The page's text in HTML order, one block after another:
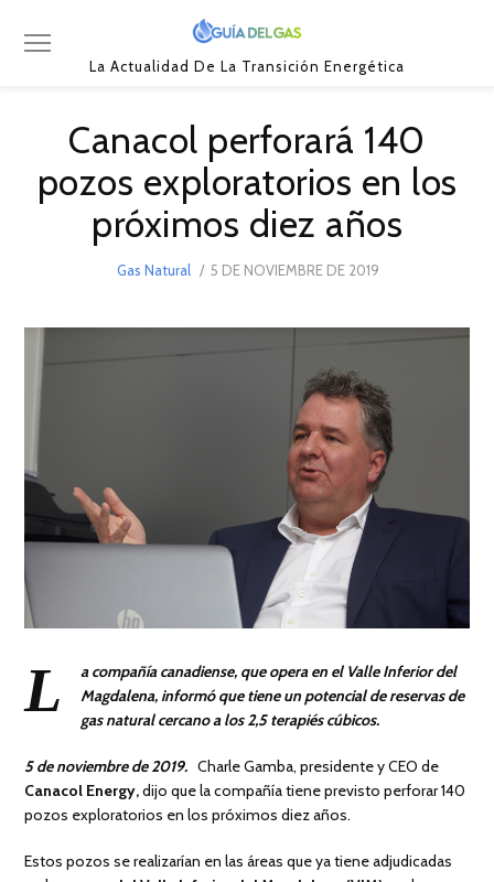
La Actualidad De La Transición Energética
Canacol perforará 140
pozos exploratorios en los
próximos diez años
Gas Natural
POSTED
5 DE NOVIEMBRE DE 2019
L
a compañía canadiense, que opera en el Valle Inferior del
Magdalena, informó que tiene un potencial de reservas de
gas natural cercano a los 2,5 terapiés cúbicos.
5 de noviembre de 2019. Charle Gamba, presidente y CEO de
Canacol Energy,dijo que la compañía tiene previsto perforar 140
pozos exploratorios en los próximos diez años.
Estos pozos se realizarían en las áreas que ya tiene adjudicadas